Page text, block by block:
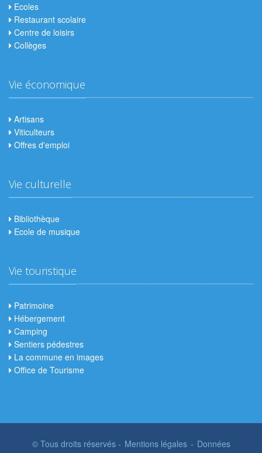
Ecoles
Restaurant scolaire
Centre de loisirs
Collèges
Vie économique
Artisans
Viticulteurs
Offres d'emploi
Vie culturelle
Bibliothèque
Ecole de musique
Vie touristique
Patrimoine
Hébergement
Camping
Sentiers pédestres
La commune en images
Office de Tourisme
© Tous droits réservés - Mentions légales - Données